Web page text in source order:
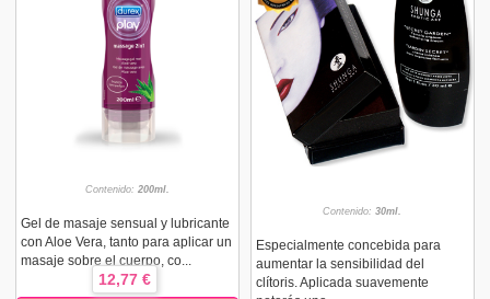
Contenido:200ml.
Gel de masaje sensual y lubricante
con Aloe Vera, tanto para aplicar un
masaje sobre el cuerpo, co...
12,77 €
Contenido:30ml.
Especialmente concebida para
aumentar la sensibilidad del
clítoris. Aplicada suavemente